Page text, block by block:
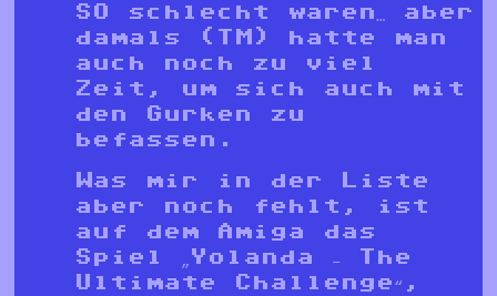
SO schlecht waren… aber
damals (TM) hatte man
auch noch zu viel
Zeit, um sich auch mit
den Gurken zu
befassen.
Was mir in der Liste
aber noch fehlt, ist
auf dem Amiga das
Spiel „Yolanda – The
Ultimate Challenge“,